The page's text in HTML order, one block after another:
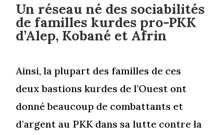
Un réseau né des sociabilités
de familles kurdes pro-PKK
d’Alep, Kobané et Afrin
Ainsi, la plupart des familles de ces
deux bastions kurdes de l’Ouest ont
donné beaucoup de combattants et
d’argent au PKK dans sa lutte contre la